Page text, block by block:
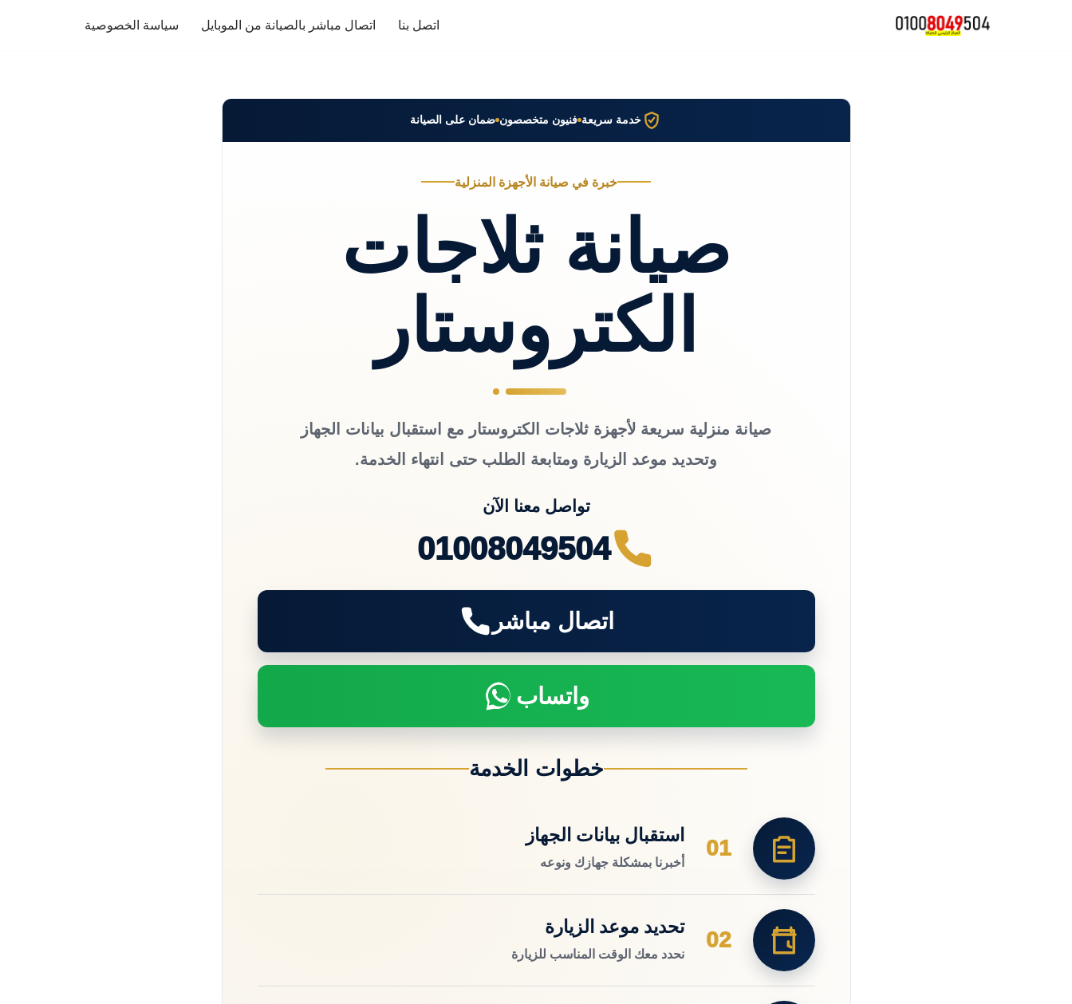
اتصل بنا اتصال مباشر بالصيانة من الموبايل سياسة الخصوصية
خدمة سريعة فنيون متخصصون ضمان على الصيانة
خبرة في صيانة الأجهزة المنزلية
صيانة ثلاجات
الكتروستار
صيانة منزلية سريعة لأجهزة ثلاجات الكتروستار مع استقبال بيانات الجهاز
وتحديد موعد الزيارة ومتابعة الطلب حتى انتهاء الخدمة.
تواصل معنا الآن
01008049504
اتصال مباشر
واتساب
خطوات الخدمة
01
استقبال بيانات الجهاز
أخبرنا بمشكلة جهازك ونوعه
02
تحديد موعد الزيارة
نحدد معك الوقت المناسب للزيارة